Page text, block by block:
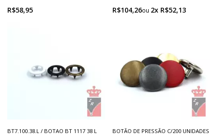
R$58,95 R$104,26 2x R$52,13
BT7.100.38.L / BOTAO BT 1117 38 L
BOTÃO DE PRESSÃO C/200 UNIDADES